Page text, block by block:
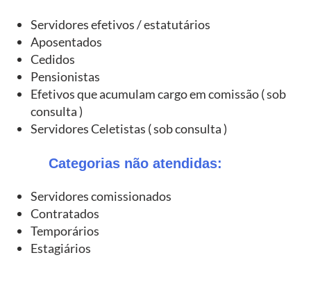
Servidores efetivos / estatutários
Aposentados
Cedidos
Pensionistas
Efetivos que acumulam cargo em comissão ( sob
consulta )
Servidores Celetistas ( sob consulta )
Categorias não atendidas:
Servidores comissionados
Contratados
Temporários
Estagiários